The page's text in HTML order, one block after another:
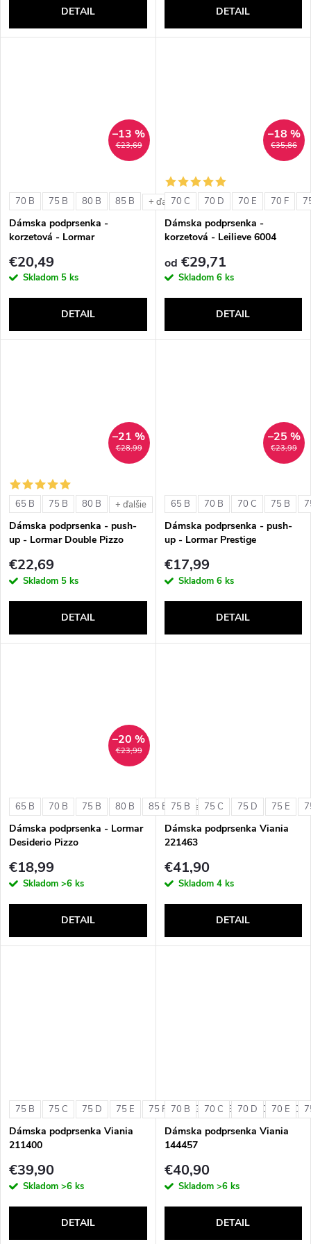
DETAIL DETAIL
€23,69
–13 %
70 B 75 B 80 B 85 B + ďalšie
Dámska podprsenka -
korzetová - Lormar
€20,49
Skladom 5 ks
DETAIL
€35,86
–18 %
70 C 70 D 70 E 70 F
Dámska podprsenka -
korzetová - Leilieve 6004
od €29,71
Skladom 6 ks
DETAIL
€28,99
–21 %
65 B 75 B 80 B + ďalšie
Dámska podprsenka - push-
up - Lormar Double Pizzo
€22,69
Skladom 5 ks
DETAIL
€23,99
–25 %
65 B 70 B 70 C 75 B
Dámska podprsenka - push-
up - Lormar Prestige
€17,99
Skladom 6 ks
DETAIL
€23,99
–20 %
65 B 70 B 75 B 80 B 85 B + ďalšie
Dámska podprsenka - Lormar
Desiderio Pizzo
€18,99
Skladom >6 ks
DETAIL
75 B 75 C 75 D 75 E
Dámska podprsenka Viania
221463
€41,90
Skladom 4 ks
DETAIL
75 B 75 C 75 D 75 E 75 F 75 G 80 B 80 C 80 D
Dámska podprsenka Viania
211400
€39,90
Skladom >6 ks
DETAIL
70 B 70 C 70 D 70 E
Dámska podprsenka Viania
144457
€40,90
Skladom >6 ks
DETAIL